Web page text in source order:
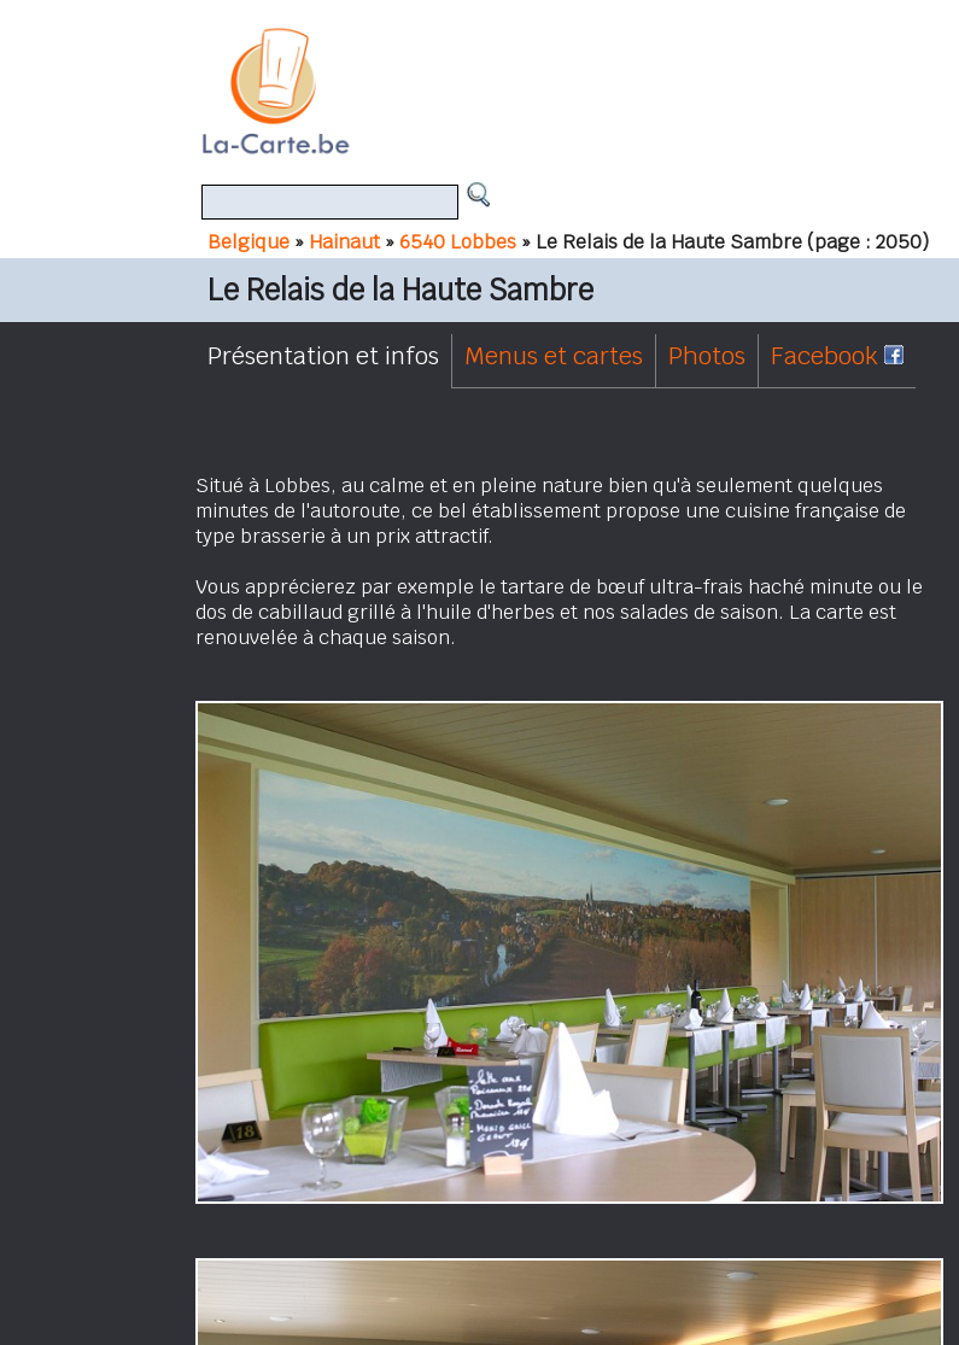
Belgique » Hainaut»6540 Lobbes » Le Relais de la Haute Sambre(page : 2050)
Le Relais de la Haute Sambre
Présentation et infos Menus et cartes Photos Facebook
Situé à Lobbes, au calme et en pleine nature bien qu'à seulement quelques
minutes de l'autoroute, ce bel établissement propose une cuisine française de
type brasserie à un prix attractif.
Vous apprécierez par exemple le tartare de bœuf ultra-frais haché minute ou le
dos de cabillaud grillé à l'huile d'herbes et nos salades de saison. La carte est
renouvelée à chaque saison.